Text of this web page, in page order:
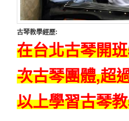
古琴教學經歷:
在台北古琴開
次古琴團體,超
以上學習古琴